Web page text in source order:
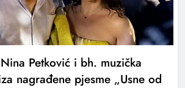
Petković i bh. muzička
nagrađene pjesme „Usne od